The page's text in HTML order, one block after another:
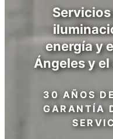
energía y
Ángeles y
30 AÑOS
GARANTÍA